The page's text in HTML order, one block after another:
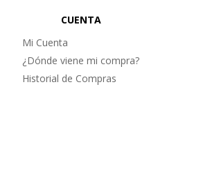
CUENTA
Mi Cuenta
¿Dónde viene mi compra?
Historial de Compras